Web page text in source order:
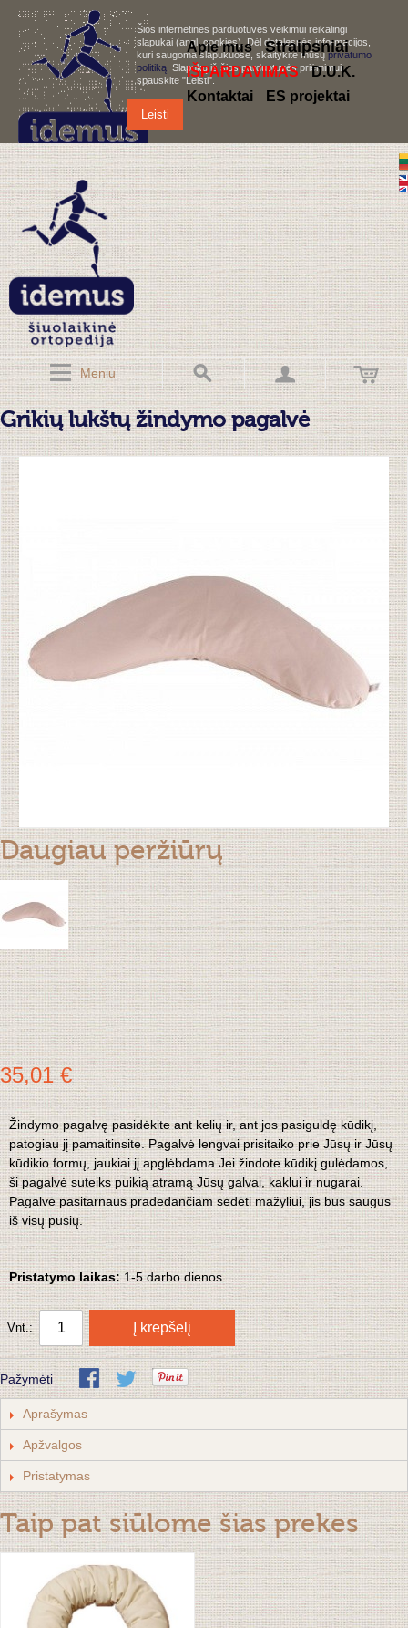
Šios internetinės parduotuvės veikimui reikalingi
slapukai (angl. cookies). Dėl detalesnės informacijos,
kuri saugoma slapukuose, skaitykite mūsųprivatumo
politiką . Slapukų iš šios parduotuvės priėmimui,
spauskite "Leisti".
Leisti
Meniu
Apie mus Straipsniai
IŠPARDAVIMAS
D.U.K.
Kontaktai
ES projektai
Grikių lukštų žindymo pagalvė
Daugiau peržiūrų
35,01 €
Žindymo pagalvę pasidėkite ant kelių ir, ant jos pasiguldę kūdikį,
patogiau jį pamaitinsite. Pagalvė lengvai prisitaiko prie Jūsų ir Jūsų
kūdikio formų, jaukiai jį apglėbdama.Jei žindote kūdikį gulėdamos,
ši pagalvė suteiks puikią atramą Jūsų galvai, kaklui ir nugarai.
Pagalvė pasitarnaus pradedančiam sėdėti mažyliui, jis bus saugus
iš visų pusių.
Pristatymo laikas:1-5 darbo dienos
Vnt.: Į krepšelį
Pažymėti
Aprašymas
Apžvalgos
Pristatymas
Taip pat siūlome šias prekes